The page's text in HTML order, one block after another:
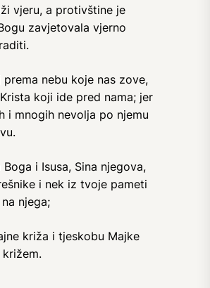
vjeru, a protivštine je
zavjetovala vjerno
nebu koje nas zove,
koji ide pred nama; jer
i mnogih nevolja po njemu
i Isusa, Sina njegova,
i nek iz tvoje pameti
njega;
križa i tjeskobu Majke